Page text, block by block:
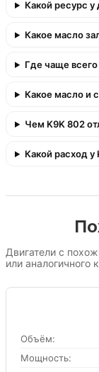
Какой ресурс у
Какое масло
Где чаще
Какое масло и
Чем K9K 802
Какой расход у
Двигатели с
или аналогичного
Объём:
Мощность: